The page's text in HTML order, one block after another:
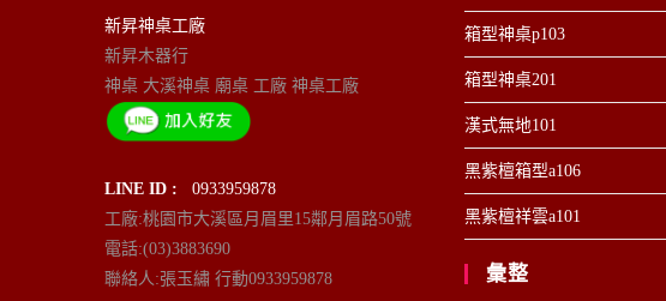
新昇神桌工廠
新昇木器行
神桌 大溪神桌 廟桌 工廠 神桌工廠
LINE ID :
0933959878
工廠:桃園市大溪區月眉里15鄰月眉路50號
電話:(03)3883690
聯絡人:張玉繡 行動0933959878
箱型神桌p103
箱型神桌201
漢式無地101
黑紫檀箱型a106
黑紫檀祥雲a101
彙整